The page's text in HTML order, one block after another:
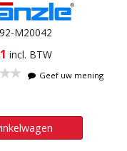
M20042
incl. BTW
Geef uw mening